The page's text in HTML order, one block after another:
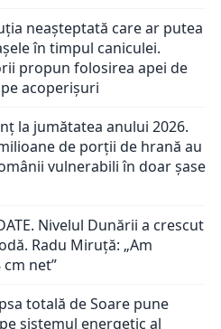
neașteptată care ar putea
în timpul caniculei.
propun folosirea apei de
acoperișuri
la jumătatea anului 2026.
de porții de hrană au
vulnerabili în doar șase
Nivelul Dunării a crescut
Radu Miruță: „Am
net”
totală de Soare pune
sistemul energetic al